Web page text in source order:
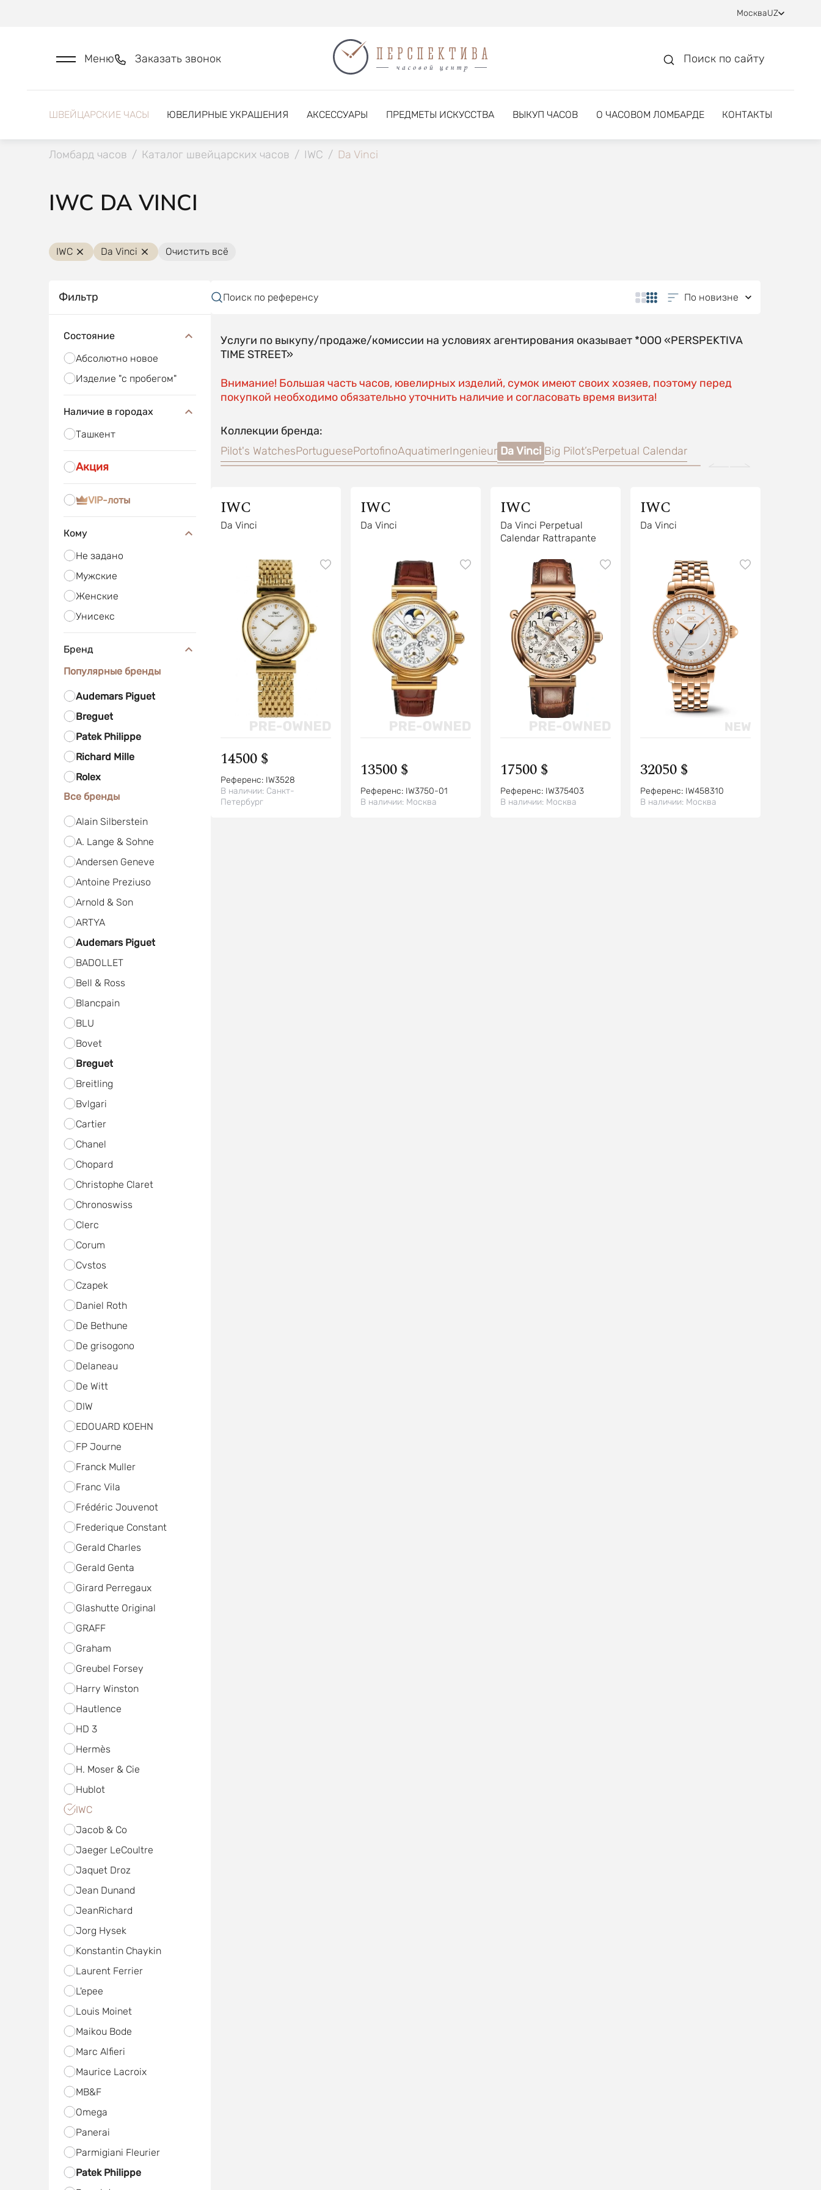
МоскваUZ
Меню Заказать звонок Поиск по сайту
ШВЕЙЦАРСКИЕ ЧАСЫ ЮВЕЛИРНЫЕ УКРАШЕНИЯ АКСЕССУАРЫ ПРЕДМЕТЫ ИСКУССТВА ВЫКУП ЧАСОВ О ЧАСОВОМ ЛОМБАРДЕ КОНТАКТЫ
Ломбард часов / Каталог швейцарских часов / IWC / Da Vinci
IWC DA VINCI
IWC Da Vinci Очистить всё
Фильтр
Состояние
Абсолютно новое
Изделие "с пробегом"
Наличие в городах
Ташкент
Акция
VIP-лоты
Кому
Не задано
Мужские
Женские
Унисекс
Бренд
Популярные бренды
Audemars Piguet
Breguet
Patek Philippe
Richard Mille
Rolex
Все бренды
Alain Silberstein
A. Lange & Sohne
Andersen Geneve
Antoine Preziuso
Arnold & Son
ARTYA
Audemars Piguet
BADOLLET
Bell & Ross
Blancpain
BLU
Bovet
Breguet
Breitling
Bvlgari
Cartier
Chanel
Chopard
Christophe Claret
Chronoswiss
Clerc
Corum
Cvstos
Czapek
Daniel Roth
De Bethune
De grisogono
Delaneau
De Witt
DIW
EDOUARD KOEHN
FP Journe
Franck Muller
Franc Vila
Frédéric Jouvenot
Frederique Constant
Gerald Charles
Gerald Genta
Girard Perregaux
Glashutte Original
GRAFF
Graham
Greubel Forsey
Harry Winston
Hautlence
HD 3
Hermès
H. Moser & Cie
Hublot
IWC
Jacob & Co
Jaeger LeCoultre
Jaquet Droz
Jean Dunand
JeanRichard
Jorg Hysek
Konstantin Chaykin
Laurent Ferrier
L'epee
Louis Moinet
Maikou Bode
Marc Alfieri
Maurice Lacroix
MB&F
Omega
Panerai
Parmigiani Fleurier
Patek Philippe
Поиск по референсу По новизне
Услуги по выкупу/продаже/комиссии на условиях агентирования оказывает *OOO «PERSPEKTIVA
TIME STREET»
Внимание! Большая часть часов, ювелирных изделий, сумок имеют своих хозяев, поэтому перед
покупкой необходимо обязательно уточнить наличие и согласовать время визита!
Коллекции бренда:
Pilot's WatchesPortuguesePortofinoAquatimerIngenieur Da Vinci Big Pilot’sPerpetual Calendar
IWC
Da Vinci
14500 $
Референс: IW3528
В наличии: Санкт-
Петербург
IWC
Da Vinci
13500 $
Референс: IW3750-01
В наличии: Москва
IWC
Da Vinci Perpetual
Calendar Rattrapante
17500 $
Референс: IW375403
В наличии: Москва
IWC
Da Vinci
32050 $
Референс: IW458310
В наличии: Москва